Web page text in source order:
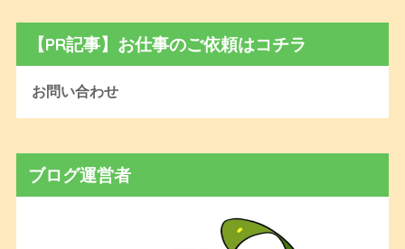
【PR記事】お仕事のご依頼はコチラ
お問い合わせ
ブログ運営者